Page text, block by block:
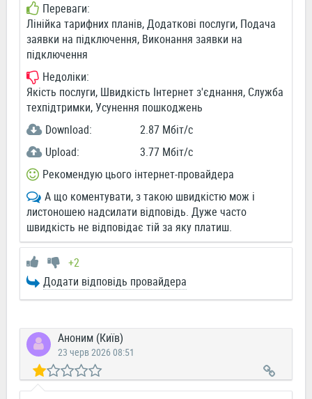
Переваги:
Лінійка тарифних планів, Додаткові послуги, Подача
заявки на підключення, Виконання заявки на
підключення
Недоліки:
Якість послуги, Швидкість Інтернет з'єднання, Служба
техпідтримки, Усунення пошкоджень
Download:
2.87 Мбіт/c
Upload:
3.77 Мбіт/c
Рекомендую цього інтернет-провайдера
А що коментувати, з такою швидкістю мож і
листоношею надсилати відповідь. Дуже часто
швидкість не відповідає тій за яку платиш.
+2
Додати відповідь провайдера
Аноним (Київ)
23 черв 2026 08:51